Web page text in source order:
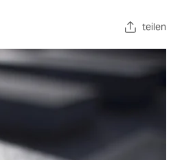
teilen